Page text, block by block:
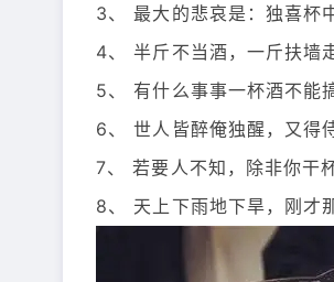
3、 最大的悲哀是：独喜杯
4、 半斤不当酒，一斤扶墙
5、 有什么事事一杯酒不能
6、 世人皆醉俺独醒，又得
7、 若要人不知，除非你干杯
8、 天上下雨地下旱，刚才